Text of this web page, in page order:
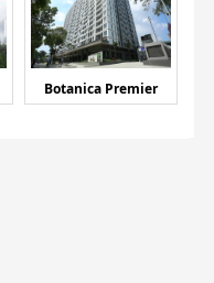
Botanica Premier